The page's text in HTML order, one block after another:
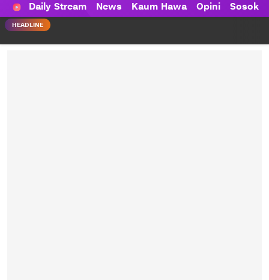
HAWA
Haluan Wanita Indonesia
Daily Stream News Kaum Hawa Opini Sosok
HEADLINE